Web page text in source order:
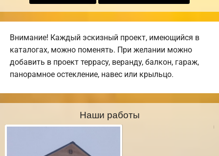
Внимание! Каждый эскизный проект, имеющийся в
каталогах, можно поменять. При желании можно
добавить в проект террасу, веранду, балкон, гараж,
панорамное остекление, навес или крыльцо.
Наши работы